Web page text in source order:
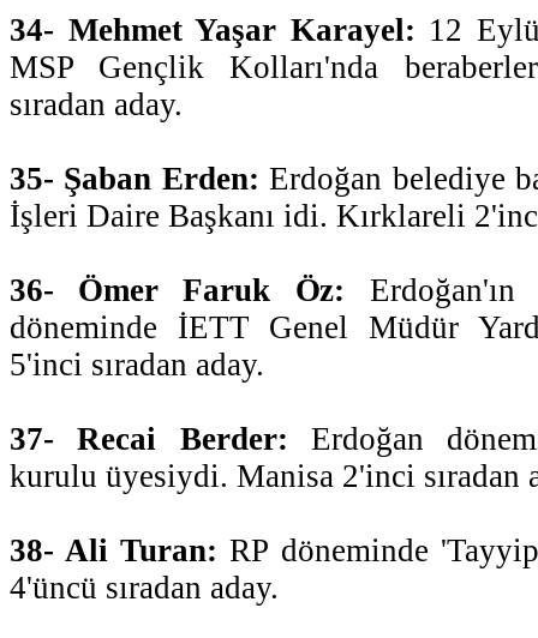
34- Mehmet Yaşar Karayel: 12
MSP Gençlik Kolları'nda
sıradan aday.
35- Şaban Erden: Erdoğan belediye
İşleri Daire Başkanı idi. Kırklareli
36- Ömer Faruk Öz: Erdoğan'ın
döneminde İETT Genel Müdür
5'inci sıradan aday.
37- Recai Berder: Erdoğan
kurulu üyesiydi. Manisa 2'inci sıradan
38- Ali Turan: RP döneminde
4'üncü sıradan aday.